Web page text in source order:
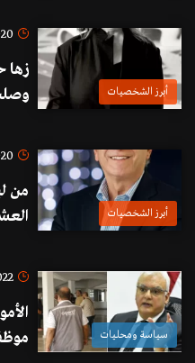
أبرز الشخصيات
زها
أبرز الشخصيات
من
سياسة ومحليات